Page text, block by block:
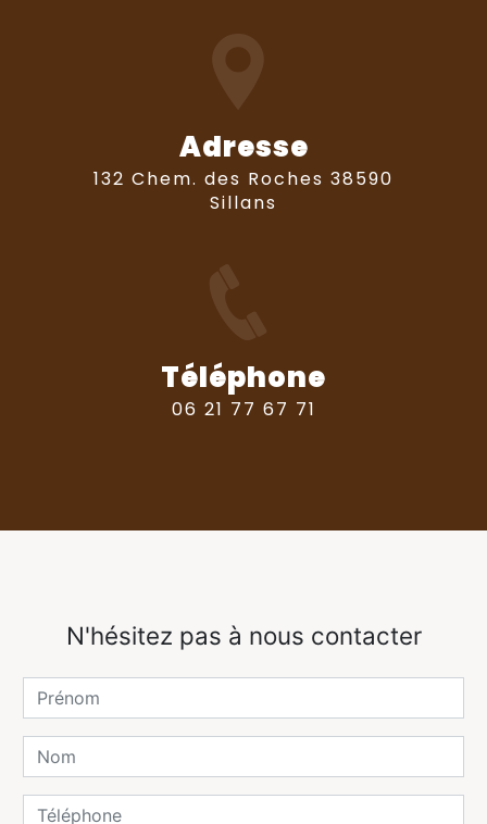
Adresse
132 Chem. des Roches 38590
Sillans
Téléphone
06 21 77 67 71
N'hésitez pas à nous contacter